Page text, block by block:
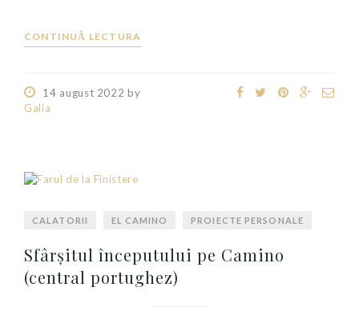
CONTINUĂ LECTURA
14 august 2022 by
Galia
CALATORII EL CAMINO PROIECTE PERSONALE
Sfârşitul începutului pe Camino
(central portughez)